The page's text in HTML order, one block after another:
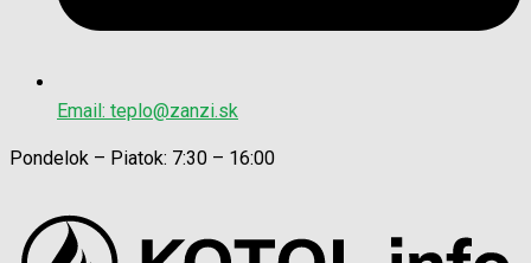
Email: teplo@zanzi.sk
Pondelok – Piatok: 7:30 – 16:00